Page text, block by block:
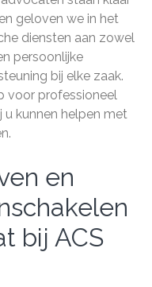
geloven we in het
diensten aan zowel
persoonlijke
bij elke zaak.
voor professioneel
u kunnen helpen met
en
bij ACS